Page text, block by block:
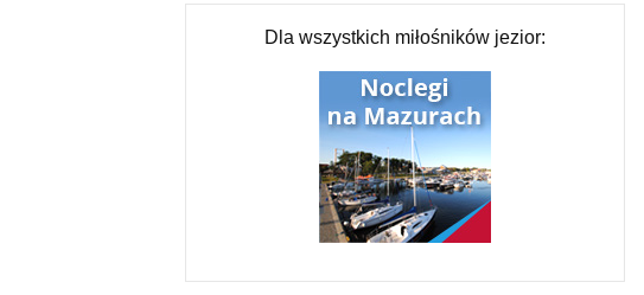
Dla wszystkich miłośników jezior: